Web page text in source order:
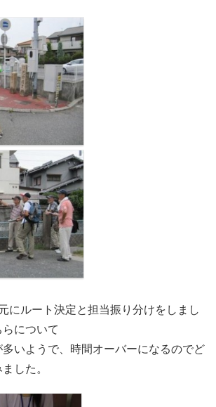
にルート決定と担当振り分けをしまし
について
いようで、時間オーバーになるのでど
した。